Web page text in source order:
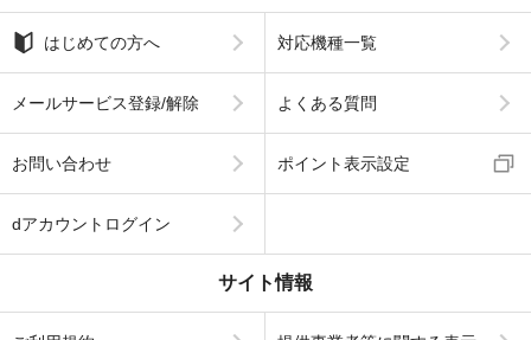
はじめての方へ 対応機種一覧
メールサービス登録/解除 よくある質問
お問い合わせ ポイント表示設定
dアカウントログイン
サイト情報